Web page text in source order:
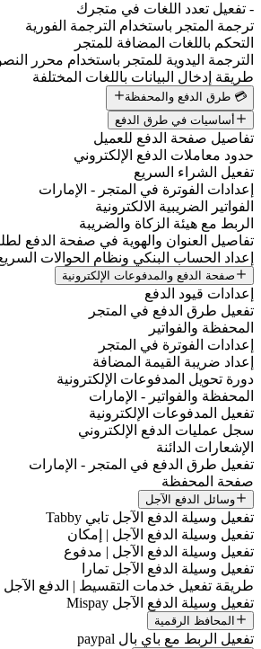
- تفعيل تعدد اللغات في متجرك
ترجمة المتجر باستخدام الترجمة الفورية
التحكم باللغات المضافة للمتجر
الترجمة اليدوية للمتجر باستخدام محرر
طريقة إدخال البيانات باللغات المختلفة
💳 طرق الدفع والمحفظة
أساسيات في طرق الدفع
تفاصيل صفحة الدفع للعميل
حدود معاملات الدفع الإلكتروني
تفعيل الشراء السريع
إعدادات الفوترة في المتجر - الإمارات
الفواتير الضريبية الالكترونية
الربط مع هيئة الزكاة والضريبة
تفاصيل العنوان والهوية في صفحة الدفع
إعداد الحساب البنكي ونظام الحوالات
صفحة الدفع والمدفوعات الإلكترونية
إعدادات قيود الدفع
تفعيل طرق الدفع في المتجر
المحفظة والفواتير
إعدادات الفوترة في المتجر
إعداد ضريبة القيمة المضافة
دورة تحويل المدفوعات الإلكترونية
المحفظة والفواتير - الإمارات
تفعيل المدفوعات الإلكترونية
سجل عمليات الدفع الإلكتروني
الإشعارات الدائنة
تفعيل طرق الدفع في المتجر - الإمارات
صفحة المحفظة
وسائل الدفع الآجل
تفعيل وسيلة الدفع الآجل تابي Tabby
تفعيل وسيلة الدفع الآجل | إمكان
تفعيل وسيلة الدفع الآجل | مدفوع
تفعيل وسيلة الدفع الآجل تمارا
طريقة تفعيل خدمات التقسيط | الدفع
تفعيل وسيلة الدفع الآجل Mispay
المحافظ الرقمية
تفعيل الربط مع باي بال paypal